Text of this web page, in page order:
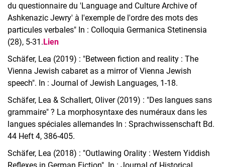
du questionnaire du 'Language and Culture Archive of
Ashkenazic Jewry' à l'exemple de l'ordre des mots des
particules verbales" In : Colloquia Germanica Stetinensia
(28), 5-31.Lien
Schäfer, Lea (2019) : "Between fiction and reality : The
Vienna Jewish cabaret as a mirror of Vienna Jewish
speech". In : Journal of Jewish Languages, 1-18.
Schäfer, Lea & Schallert, Oliver (2019) : "Des langues sans
grammaire" ? La morphosyntaxe des numéraux dans les
langues spéciales allemandes In : Sprachwissenschaft Bd.
44 Heft 4, 386-405.
Schäfer, Lea (2018) : "Outlawing Orality : Western Yiddish